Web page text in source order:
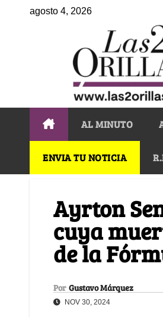
agosto 4, 2026
AL MINUTO
ENVIA TU NOTICIA
Ayrton
cuya
de la
Por Gustavo Márquez
NOV 30, 2024